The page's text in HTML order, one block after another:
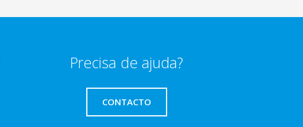
Precisa de ajuda?
CONTACTO